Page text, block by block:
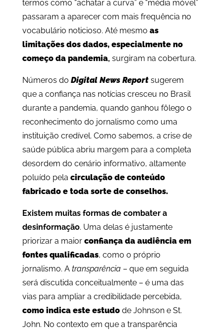
termos como “achatar a curva” e “média móvel”
passaram a aparecer com mais frequência no
vocabulário noticioso. Até mesmo as
limitações dos dados, especialmente no
começo da pandemia, surgiram na cobertura.
Números do Digital News Reportsugerem
que a confiança nas notícias cresceu no Brasil
durante a pandemia, quando ganhou fôlego o
reconhecimento do jornalismo como uma
instituição credível. Como sabemos, a crise de
saúde pública abriu margem para a completa
desordem do cenário informativo, altamente
poluído pela circulação de conteúdo
fabricado e toda sorte de conselhos.
Existem muitas formas de combater a
desinformação. Uma delas é justamente
priorizar a maior confiança da audiência em
fontes qualificadas, como o próprio
jornalismo. A transparência – que em seguida
será discutida conceitualmente – é uma das
vias para ampliar a credibilidade percebida,
como indica este estudode Johnson e St.
John. No contexto em que a transparência